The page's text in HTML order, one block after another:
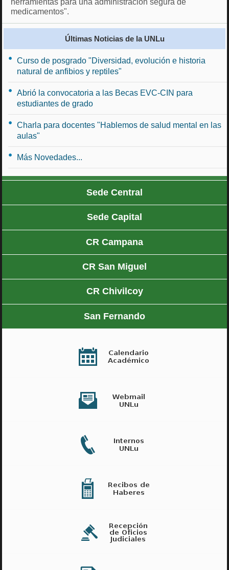
medicamentos".
Últimas Noticias de la UNLu
Curso de posgrado "Diversidad, evolución e historia
natural de anfibios y reptiles"
Abrió la convocatoria a las Becas EVC-CIN para
estudiantes de grado
Charla para docentes "Hablemos de salud mental en las
aulas"
Más Novedades...
Sede Central
Sede Capital
CR Campana
CR San Miguel
CR Chivilcoy
San Fernando